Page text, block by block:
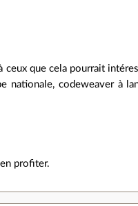
ceux que cela pourrait
nationale, codeweaver à
profiter.